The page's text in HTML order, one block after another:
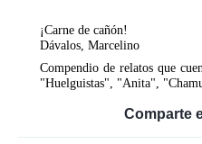
¡Carne de cañón!
Dávalos, Marcelino
Compendio de relatos que
"Huelguistas", "Anita",
Comparte